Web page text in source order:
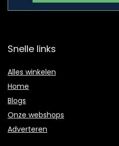
Snelle links
Alles winkelen
Home
Blogs
Onze webshops
Adverteren